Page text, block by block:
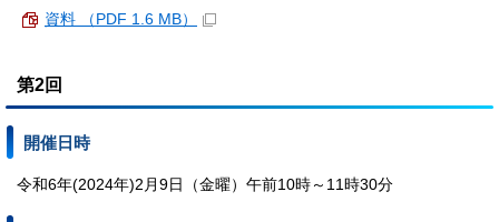
資料 （PDF 1.6 MB）
第2回
開催日時
令和6年(2024年)2月9日（金曜）午前10時～11時30分